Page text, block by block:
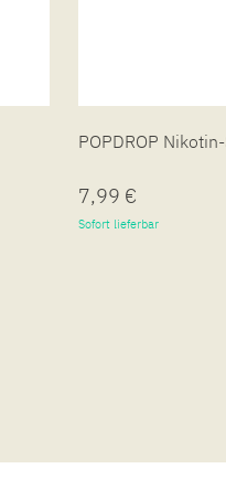
POPDROP
7,99 €
Sofort lieferbar